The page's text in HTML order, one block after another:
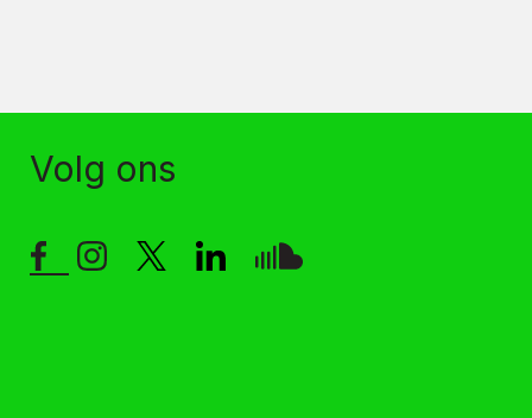
Volg ons